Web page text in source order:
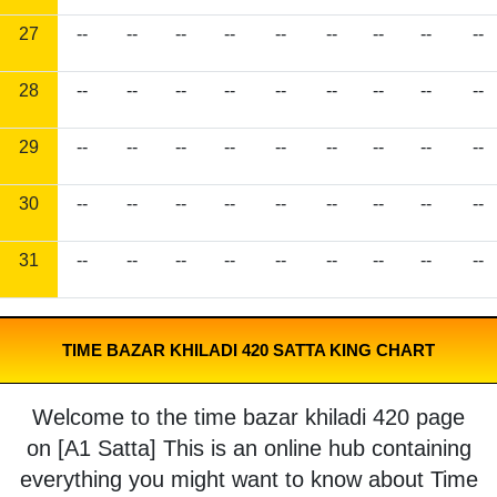
27 -- -- -- -- -- -- -- -- --
28 -- -- -- -- -- -- -- -- --
29 -- -- -- -- -- -- -- -- --
30 -- -- -- -- -- -- -- -- --
31 -- -- -- -- -- -- -- -- --
TIME BAZAR KHILADI 420 SATTA KING CHART
Welcome to the time bazar khiladi 420 page
on [A1 Satta] This is an online hub containing
everything you might want to know about Time